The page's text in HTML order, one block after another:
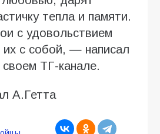
тепла и памяти.
с удовольствием
их с собой, — написал
ТГ-канале.
А.Гетта